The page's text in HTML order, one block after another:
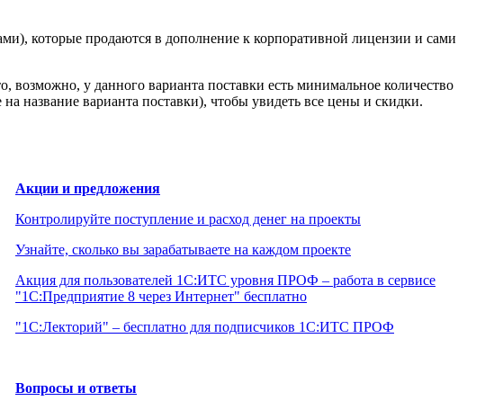
которые продаются в дополнение к корпоративной лицензии и сами
у данного варианта поставки есть минимальное количество
название варианта поставки), чтобы увидеть все цены и скидки.
Акции и предложения
Контролируйте поступление и расход денег на проекты
Узнайте, сколько вы зарабатываете на каждом проекте
Акция для пользователей 1С:ИТС уровня ПРОФ – работа в сервисе
"1С:Предприятие 8 через Интернет" бесплатно
"1С:Лекторий" – бесплатно для подписчиков 1С:ИТС ПРОФ
Вопросы и ответы